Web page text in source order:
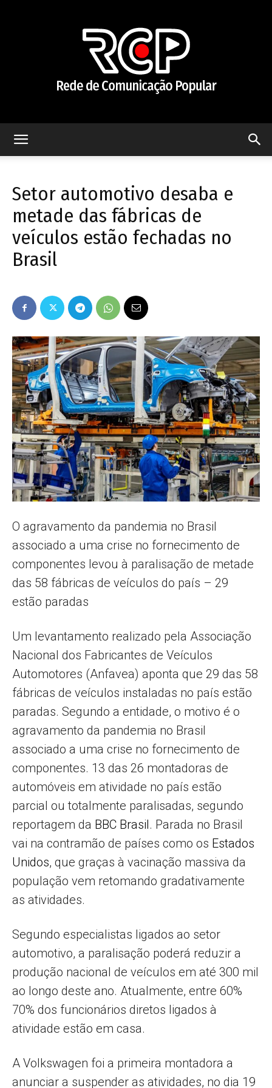
Popular
AL
Setor automotivo desaba e
metade das fábricas de
veículos estão fechadas no
Brasil
O agravamento da pandemia no Brasil
associado a uma crise no fornecimento de
componentes levou à paralisação de metade
das 58 fábricas de veículos do país – 29
estão paradas
Um levantamento realizado pela Associação
Nacional dos Fabricantes de Veículos
Automotores (Anfavea) aponta que 29 das 58
fábricas de veículos instaladas no país estão
paradas. Segundo a entidade, o motivo é o
agravamento da pandemia no Brasil
associado a uma crise no fornecimento de
componentes. 13 das 26 montadoras de
automóveis em atividade no país estão
parcial ou totalmente paralisadas, segundo
reportagem da BBC Brasil. Parada no Brasil
vai na contramão de países como os Estados
Unidos, que graças à vacinação massiva da
população vem retomando gradativamente
as atividades.
Segundo especialistas ligados ao setor
automotivo, a paralisação poderá reduzir a
produção nacional de veículos em até 300 mil
ao longo deste ano. Atualmente, entre 60%
70% dos funcionários diretos ligados à
atividade estão em casa.
A Volkswagen foi a primeira montadora a
anunciar a suspender as atividades, no dia 19